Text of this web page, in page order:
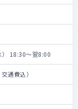
18:30～翌8:00
通費込）